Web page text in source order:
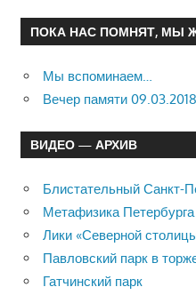
ПОКА НАС ПОМНЯТ, МЫ
Мы вспоминаем…
Вечер памяти 09.03.2018
ВИДЕО — АРХИВ
Блистательный Санкт-
Метафизика Петербурга
Лики «Северной
Павловский парк в
Гатчинский парк